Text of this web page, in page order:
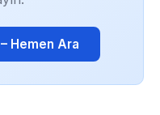
Hemen Ara